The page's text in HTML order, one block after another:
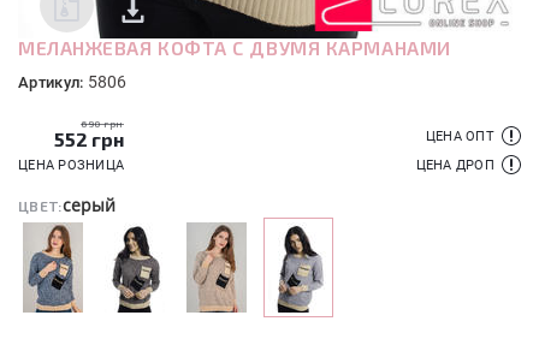
МЕЛАНЖЕВАЯ КОФТА С ДВУМЯ КАРМАНАМИ
Артикул: 5806
690 грн
552 грн
ЦЕНА РОЗНИЦА
ЦЕНА ОПТ
ЦЕНА ДРОП
ЦВЕТ:серый